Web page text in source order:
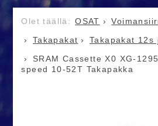
OSAT
Takapakat
Takapakat 12s
SRAM Cassette X0 XG-
speed 10-52T Takapakka